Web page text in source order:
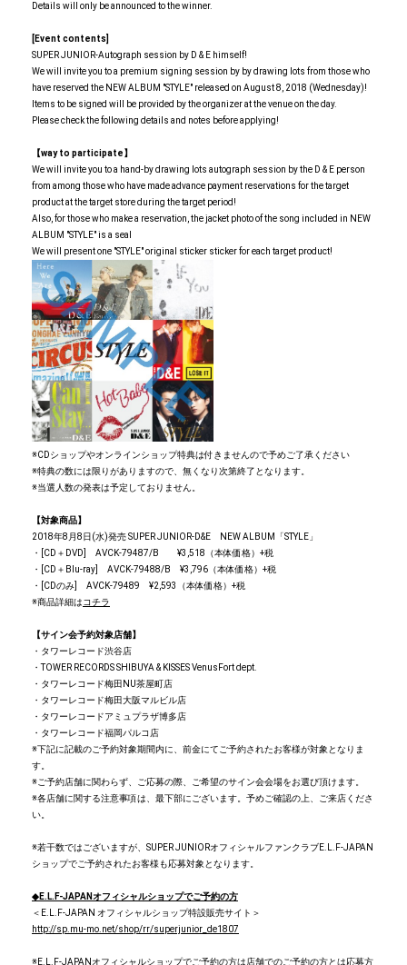
Details will only be announced to the winner.
[Event contents]
SUPER JUNIOR-Autograph session by D & E himself!
We will invite you to a premium signing session by by drawing lots from those who
have reserved the NEW ALBUM "STYLE" released on August 8, 2018 (Wednesday)!
Items to be signed will be provided by the organizer at the venue on the day.
Please check the following details and notes before applying!
【way to participate】
We will invite you to a hand-by drawing lots autograph session by the D & E person
from among those who have made advance payment reservations for the target
product at the target store during the target period!
Also, for those who make a reservation, the jacket photo of the song included in NEW
ALBUM "STYLE" is a seal
We will present one "STYLE" original sticker sticker for each target product!
※CDショップやオンラインショップ特典は付きませんので予めご了承ください
※特典の数には限りがありますので、無くなり次第終了となります。
※当選人数の発表は予定しておりません。
【対象商品】
2018年8月8日(水)発売 SUPER JUNIOR-D&E NEW ALBUM「STYLE」
・[CD＋DVD] AVCK-79487/B ¥3,518（本体価格）+税
・[CD＋Blu-ray] AVCK-79488/B ¥3,796（本体価格）+税
・[CDのみ] AVCK-79489 ¥2,593（本体価格）+税
※商品詳細はコチラ
【サイン会予約対象店舗】
・タワーレコード渋谷店
・TOWER RECORDS SHIBUYA & KISSES VenusFort dept.
・タワーレコード梅田NU茶屋町店
・タワーレコード梅田大阪マルビル店
・タワーレコードアミュプラザ博多店
・タワーレコード福岡パルコ店
※下記に記載のご予約対象期間内に、前金にてご予約されたお客様が対象となりま
す。
※ご予約店舗に関わらず、ご応募の際、ご希望のサイン会会場をお選び頂けます。
※各店舗に関する注意事項は、最下部にございます。予めご確認の上、ご来店くださ
い。
※若干数ではございますが、SUPER JUNIORオフィシャルファンクラブE.L.F-JAPAN
ショップでご予約されたお客様も応募対象となります。
◆E.L.F-JAPANオフィシャルショップでご予約の方
＜E.L.F-JAPAN オフィシャルショップ特設販売サイト＞
http://sp.mu-mo.net/shop/rr/superjunior_de1807
※E.L.F-JAPANオフィシャルショップでご予約の方は店舗でのご予約の方とは応募方